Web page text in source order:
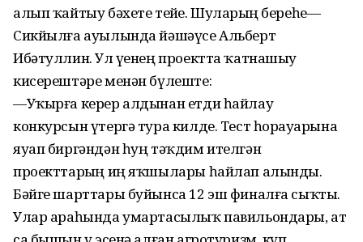
алып ҡайтыу бәхете тейҙе. Шуларҙың береһе—
Сикйылға ауылында йәшәүсе Альберт
Ибәтуллин. Ул үҙенең проектта ҡатнашыу
кисерештәре менән бүлеште:
—Уҡырға керер алдынан етди һайлау
конкурсын үтергә тура килде. Тест һорауҙарына
яуап биргәндән һуң тәҡдим ителгән
проекттарҙың иң яҡшылары һайлап алынды.
Бәйге шарттары буйынса 12 эш финалға сыҡты.
Улар араһында умартасылыҡ павильондары, ат